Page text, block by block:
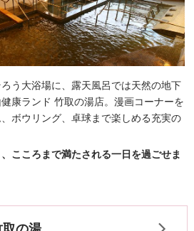
う大浴場に、露天風呂では天然の地下
康ランド 竹取の湯店。漫画コーナーを
ボウリング、卓球まで楽しめる充実の
こころまで満たされる一日を過ごせま